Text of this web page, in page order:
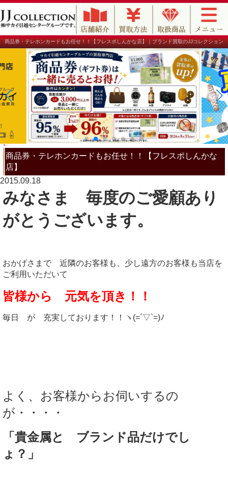
商品券・テレホンカードもお任せ！！【フレスポしんかな店】｜ブランド買取のJJコレクション
商品券・テレホンカードもお任せ！！【フレスポしんかな
店】
2015.09.18
みなさま 毎度のご愛顧あり
がとうございます。
おかげさまで 近隣のお客様も、少し遠方のお客様も当店を
ご利用いただいて
皆様から 元気を頂き！！
毎日 が 充実しております！！ヽ(=´▽`=)ﾉ
よく、お客様からお伺いするの
が・・・・
「貴金属と ブランド品だけでし
ょ？」